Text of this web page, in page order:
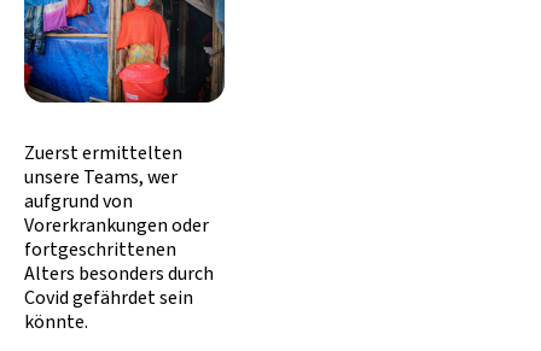
Zuerst ermittelten
unsere Teams, wer
aufgrund von
Vorerkrankungen oder
fortgeschrittenen
Alters besonders durch
Covid gefährdet sein
könnte.